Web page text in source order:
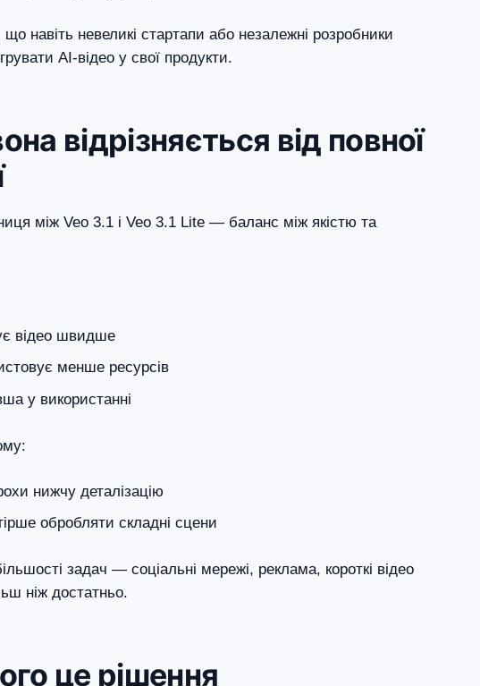
навіть невеликі стартапи або незалежні розробники
AI-відео у свої продукти.
відрізняється від повної
між Veo 3.1 і Veo 3.1 Lite — баланс між якістю та
відео швидше
менше ресурсів
у використанні
нижчу деталізацію
обробляти складні сцени
задач — соціальні мережі, реклама, короткі відео
ніж достатньо.
це рішення